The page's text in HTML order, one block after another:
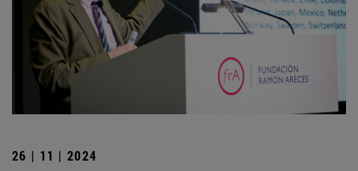
26 | 11 | 2024